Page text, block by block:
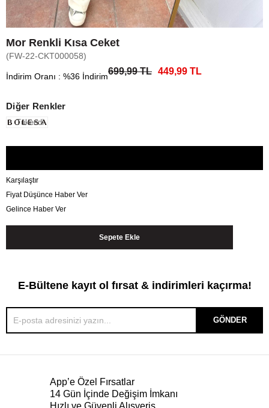
Mor Renkli Kısa Ceket
(FW-22-CKT000058)
İndirim Oranı : %36 İndirim699,99 TL 449,99 TL
Diğer Renkler
Tükendi
Karşılaştır
Fiyat Düşünce Haber Ver
Gelince Haber Ver
E-Bültene kayıt ol fırsat & indirimleri kaçırma!
GÖNDER
App’e Özel Fırsatlar
14 Gün İçinde Değişim İmkanı
Hızlı ve Güvenli Alışveriş